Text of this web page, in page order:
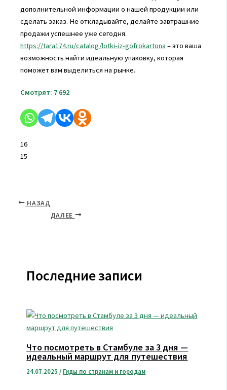
дополнительной информации о нашей продукции или
сделать заказ. Не откладывайте, делайте завтрашние
продажи успешнее уже сегодня.
https://tara174.ru/catalog/lotki-iz-gofrokartona – это ваша
возможность найти идеальную упаковку, которая
поможет вам выделиться на рынке.
Смотрят: 7 692
16
15
НАЗАД
ДАЛЕЕ
Последние записи
Что посмотреть в Стамбуле за 3 дня —
идеальный маршрут для путешествия
24.07.2025/ Гиды по странам и городам